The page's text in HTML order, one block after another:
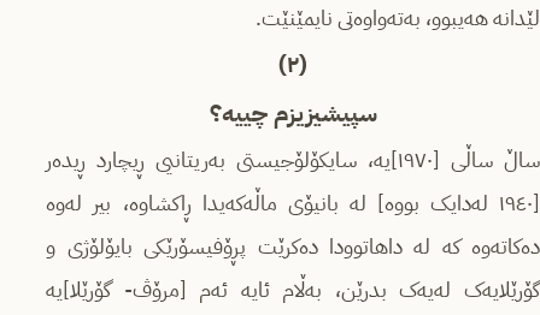
لێدانە هەیبوو، بەتەواوەتی نایمێنێت.
(٢)
سپیشیزیزم چییە؟
ساڵ ساڵی [١٩٧٠]یە، سایکۆلۆجیستی بەریتانیی ڕیچارد ڕیدەر
[١٩٤٠ لەدایک بووە] لە بانیۆی ماڵەکەیدا ڕاکشاوە، بیر لەوە
دەکاتەوە کە لە داهاتوودا دەکرێت پڕۆفیسۆرێکی بایۆلۆژی و
گۆرێلایەک لەیەک بدرێن، بەڵام ئایە ئەم [مرۆڤ- گۆرێلا]یە